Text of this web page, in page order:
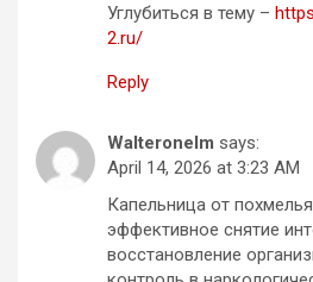
Углубиться в тему –
2.ru/
Reply
Walteronelm says:
April 14, 2026 at 3:23 AM
Капельница от
эффективное снятие
восстановление